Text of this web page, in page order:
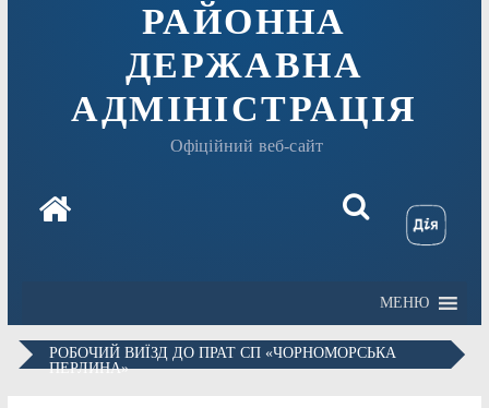
РАЙОННА
ДЕРЖАВНА
АДМІНІСТРАЦІЯ
Офіційний веб-сайт
МЕНЮ
РОБОЧИЙ ВИЇЗД ДО ПРАТ СП «ЧОРНОМОРСЬКА
ПЕРЛИНА»